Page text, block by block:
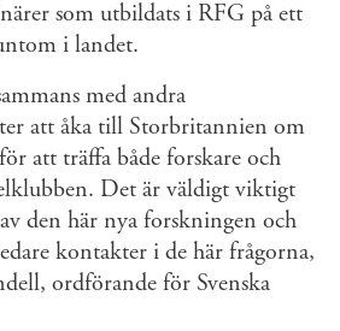
som utbildats i RFG på ett
i landet.
med andra
att åka till Storbritannien om
att träffa både forskare och
Det är väldigt viktigt
den här nya forskningen och
kontakter i de här frågorna,
ordförande för Svenska